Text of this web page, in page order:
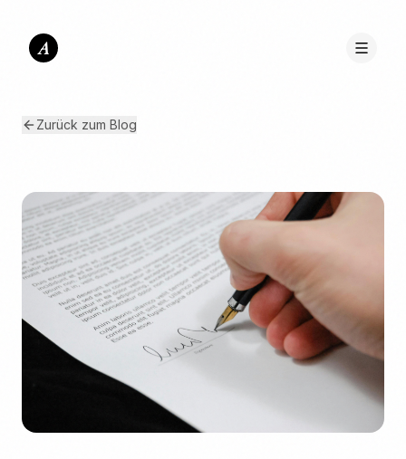
A
Zurück zum Blog